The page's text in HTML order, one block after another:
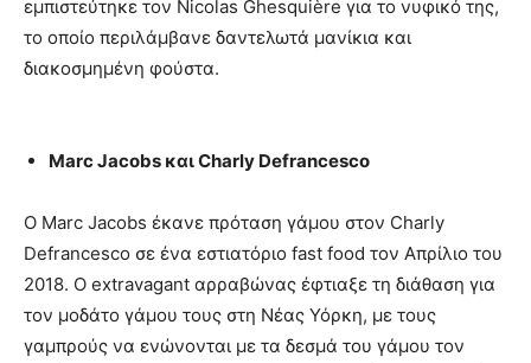
εμπιστεύτηκε τον Nicolas Ghesquière για το νυφικό της,
το οποίο περιλάμβανε δαντελωτά μανίκια και
διακοσμημένη φούστα.
Marc Jacobs και Charly Defrancesco
Ο Marc Jacobs έκανε πρόταση γάμου στον Charly
Defrancesco σε ένα εστιατόριο fast food τον Απρίλιο του
2018. Ο extravagant αρραβώνας έφτιαξε τη διάθαση για
τον μοδάτο γάμου τους στη Νέας Υόρκη, με τους
γαμπρούς να ενώνονται με τα δεσμά του γάμου τον